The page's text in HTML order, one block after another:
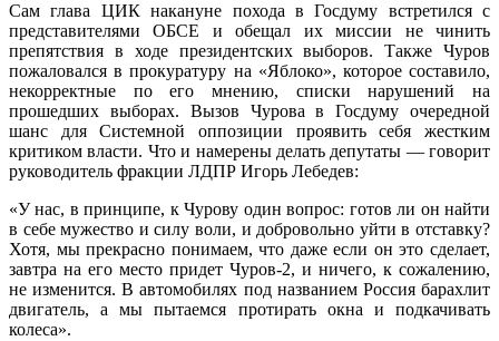
Сам глава ЦИК накануне похода в Госдуму встретился с
представителями ОБСЕ и обещал их миссии не чинить
препятствия в ходе президентских выборов. Также Чуров
пожаловался в прокуратуру на «Яблоко», которое составило,
некорректные по его мнению, списки нарушений на
прошедших выборах. Вызов Чурова в Госдуму очередной
шанс для Системной оппозиции проявить себя жестким
критиком власти. Что и намерены делать депутаты — говорит
руководитель фракции ЛДПР Игорь Лебедев:
«У нас, в принципе, к Чурову один вопрос: готов ли он найти
в себе мужество и силу воли, и добровольно уйти в отставку?
Хотя, мы прекрасно понимаем, что даже если он это сделает,
завтра на его место придет Чуров-2, и ничего, к сожалению,
не изменится. В автомобилях под названием Россия барахлит
двигатель, а мы пытаемся протирать окна и подкачивать
колеса».